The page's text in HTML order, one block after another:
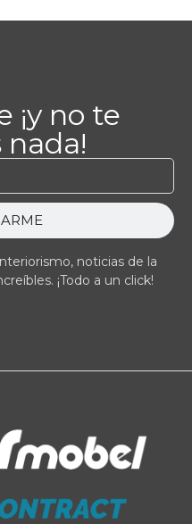
¡y no te
nada!
noticias de la
¡Todo a un click!